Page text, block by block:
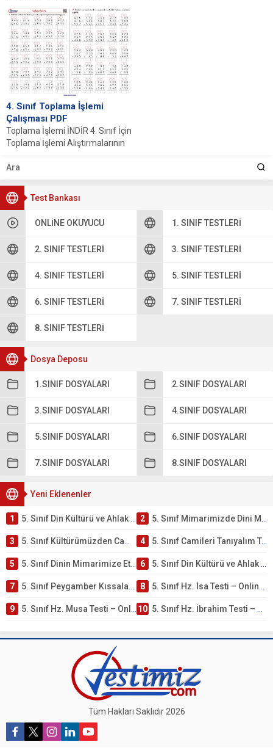
Test Bankası
ONLINE OKUYUCU 1. SINIF TESTLERI
2. SINIF TESTLERI 3. SINIF TESTLERI
4. SINIF TESTLERI 5. SINIF TESTLERI
6. SINIF TESTLERI 7. SINIF TESTLERI
8. SINIF TESTLERI
Dosya Deposu
1.SINIF DOSYALARI 2.SINIF DOSYALARI
3.SINIF DOSYALARI 4.SINIF DOSYALARI
5.SINIF DOSYALARI 6.SINIF DOSYALARI
7.SINIF DOSYALARI 8.SINIF DOSYALARI
Yeni Eklenenler
1 5. Sınıf Din Kültürü ve Ahlak Bilgisi 4. Ünite: Mimarimizde Dini Motifler Çalışmaları 2 5. Sınıf Mimarimizde Dini Motifler Ünite Testi – Online Çöz
3 5. Sınıf Kültürümüzden Cami Örnekleri Testi – Online Çöz 4 5. Sınıf Camileri Tanıyalım Testi – Online Çöz
5 5. Sınıf Dinin Mimarimize Etkisi Testi – Online Çöz 6 5. Sınıf Din Kültürü ve Ahlak Bilgisi 4. Ünite: Peygamber Kıssaları Çalışmaları
7 5. Sınıf Peygamber Kıssaları Ünite Testi – Online Çöz 8 5. Sınıf Hz. İsa Testi – Online Çöz
9 5. Sınıf Hz. Musa Testi – Online Çöz 10 5. Sınıf Hz. İbrahim Testi – Online Çöz
Toplama İşlemi Problemleri Testi
PDF Toplama İşleminde Sonucu...
4. Sınıf Toplama İşlemi
Çalışması PDF
Toplama İşlemi İNDİR 4. Sınıf İçin
Toplama İşlemi Alıştırmalarının
toplama...
Tüm Hakları Saklıdır 2026